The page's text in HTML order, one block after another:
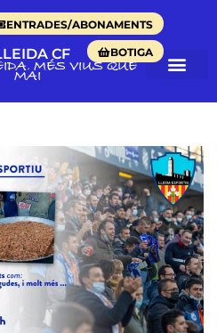
ENTRADES/ABONAMENTS
BOTIGA
CF
MÉS VIUS QUE
MAI